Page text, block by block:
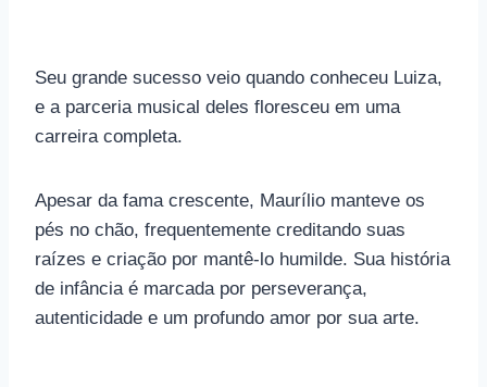
Seu grande sucesso veio quando conheceu Luiza,
e a parceria musical deles floresceu em uma
carreira completa.
Apesar da fama crescente, Maurílio manteve os
pés no chão, frequentemente creditando suas
raízes e criação por mantê-lo humilde. Sua história
de infância é marcada por perseverança,
autenticidade e um profundo amor por sua arte.